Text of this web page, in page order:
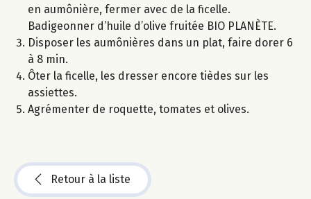
en aumônière, fermer avec de la ficelle.
Badigeonner d’huile d’olive fruitée BIO PLANÈTE.
Disposer les aumônières dans un plat, faire dorer 6
à 8 min.
Ôter la ficelle, les dresser encore tièdes sur les
assiettes.
Agrémenter de roquette, tomates et olives.
Retour à la liste